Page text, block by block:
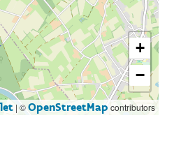
+
−
| ©OpenStreetMapcontributors